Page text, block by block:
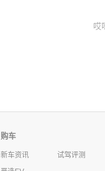
哎
购车
新车资讯
试驾评测